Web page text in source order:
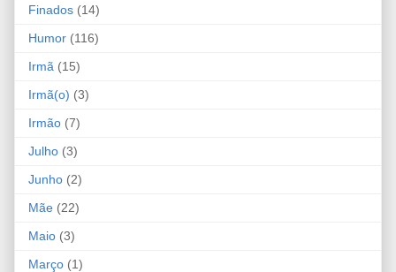
Finados (14)
Humor (116)
Irmã (15)
Irmã(o) (3)
Irmão (7)
Julho (3)
Junho (2)
Mãe (22)
Maio (3)
Março (1)